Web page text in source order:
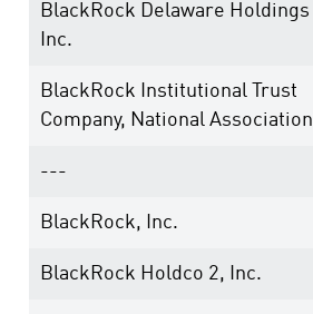
BlackRock Delaware Holdings
Inc.
BlackRock Institutional Trust
Company, National Association
---
BlackRock, Inc.
BlackRock Holdco 2, Inc.